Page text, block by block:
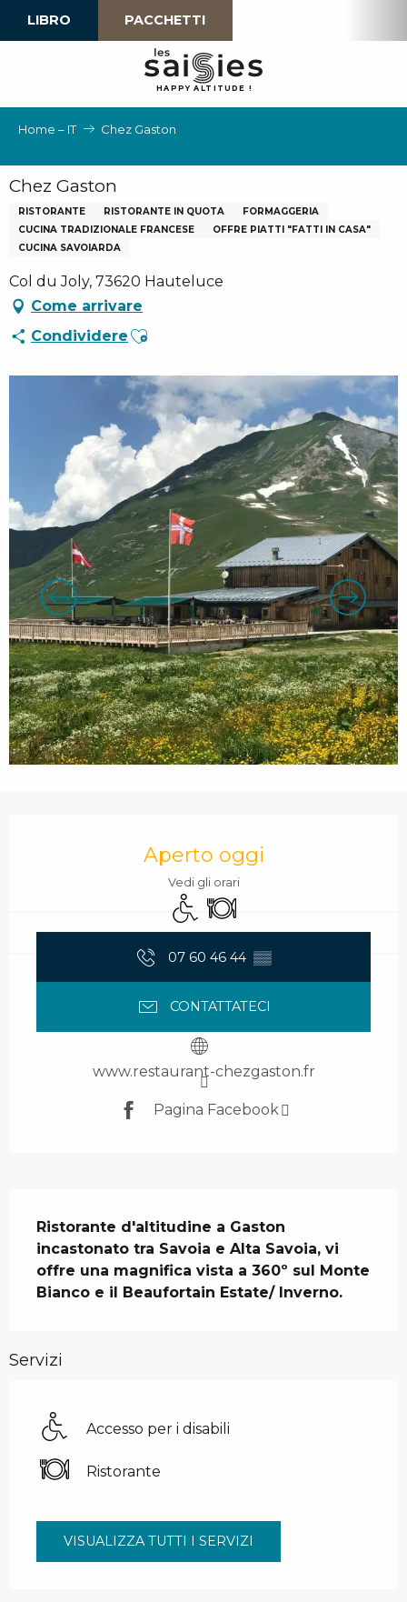
LIBRO PACCHETTI
HAPPY ALTI TU D E !
Home – IT Chez Gaston
Chez Gaston
RISTORANTE RISTORANTE IN QUOTA
FORMAGGERIA
CUCINA TRADIZIONALE FRANCESE
OFFRE PIATTI "FATTI IN CASA"
CUCINA SAVOIARDA
Col du Joly, 73620 Hauteluce
Come arrivare
Condividere Ajouter aux favoris
Aperto oggi
Vedi gli orari
Accesso per i disabili
Ristorante
07 60 46 44 ▒▒
CONTATTATECI
www.restaurant-chezgaston.fr
Pagina Facebook
Ristorante d'altitudine a Gaston
incastonato tra Savoia e Alta Savoia, vi
offre una magnifica vista a 360º sul Monte
Bianco e il Beaufortain Estate/ Inverno.
Servizi
Accesso per i disabili
Ristorante
VISUALIZZA TUTTI I SERVIZI